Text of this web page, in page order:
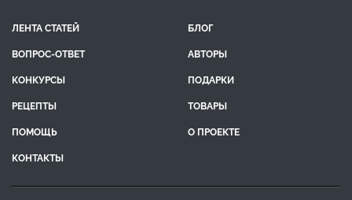
ЛЕНТА СТАТЕЙ
БЛОГ
ВОПРОС-ОТВЕТ
АВТОРЫ
КОНКУРСЫ
ПОДАРКИ
РЕЦЕПТЫ
ТОВАРЫ
ПОМОЩЬ
О ПРОЕКТЕ
КОНТАКТЫ